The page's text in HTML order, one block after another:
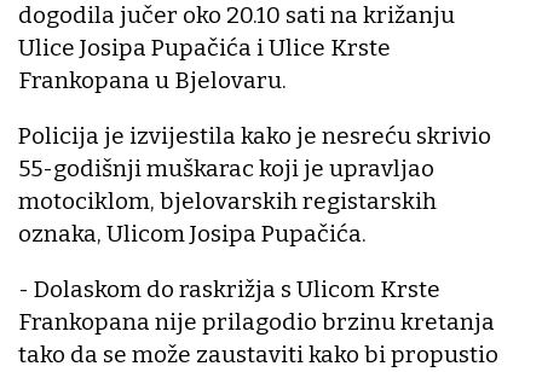
dogodila jučer oko 20.10 sati na križanju
Ulice Josipa Pupačića i Ulice Krste
Frankopana u Bjelovaru.
Policija je izvijestila kako je nesreću skrivio
55-godišnji muškarac koji je upravljao
motociklom, bjelovarskih registarskih
oznaka, Ulicom Josipa Pupačića.
- Dolaskom do raskrižja s Ulicom Krste
Frankopana nije prilagodio brzinu kretanja
tako da se može zaustaviti kako bi propustio